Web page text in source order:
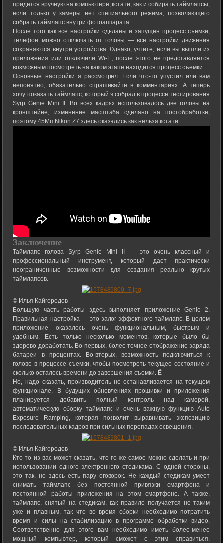
придется вручную на компьютере, кстати, как и собирать таймлапсы,
если только у камеры нет специального режима, позволяющего
собрать таймлапс внутри фотоаппарата.
После того как все настройки сделаны и запущен процесс съемки,
телефон можно отключать от головы — все настройки движения
сохраняются внутри устройства. Однако, учтите, если вы вышли из
приложения или отключили Wi-Fi, после этого не представляется
возможным посмотреть на каком этапе находится процесс съемки.
Основные настройки я рассмотрел. Если что-то упустил или вам
непонятно, обязательно спрашивайте в комментариях. А теперь
хочу показать таймлапс, который я собрал в процессе тестирования
Syrp Genie Mini II. Во всех кадрах использовалось две головы на
кронштейне, изменение масштаба сделано на постобработке,
поэтому 45Мп Nikon Z7 здесь оказались как нельзя кстати.
Заключение
Таймлапс голова Syrp Genie Mini II — это очень классный и
профессиональный инструмент, который дает практически
неограниченные возможности для создания реально крутых
таймлапсов.
© Илья Кайгородов
Большую часть работы здесь выполняет приложение Genie 2.
Правильная настройка — это залог эффектного таймлапс. В целом
приложение оказалось очень функциональным, быстрым и
удобным. Есть только несколько моментов, которые было бы
здорово доработать. Во-первых, более точное отображение заряда
батареи в процентах. Во-вторых, возможность подключиться к
голове в процессе съемки, чтобы посмотреть текущее состояние и
сколько осталось времени до завершения съемки. Ё
Но, надо сказать, производитель не останавливается на текущем
функционале. В будущих обновлениях прошивки и приложения
планируется добавить полный контроль над камерой,
автоматическую сборку таймлапс и очень важную функцию Auto
Exposure Ramping, которая позволит выравнивать экспозицию
последовательных кадров при сильных перепадах освещения.
© Илья Кайгородов
Кто-то из вас может сказать, что то же самое можно сделать и при
использовании одного электронного стедикама. С одной стороны,
это так, но здесь есть пару оговорок. Не каждый стедикам умеет
снимать таймлапс без постоянной привязки смартфона и
постоянной работы приложения на этом смартфоне. А также,
таймлапс, снятый на стедикам, как правило получается не таким
уже и плавным, так что во время сборки необходимо потратить
время и силы на стабилизацию в программе обработки видео.
Соответственно для этого вам необходимо иметь более-менее
мощный компьютер, который сможет с этим справиться.